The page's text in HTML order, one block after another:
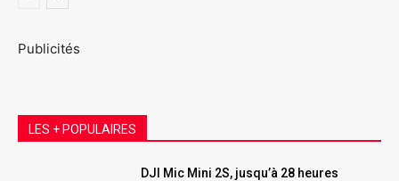
Publicités
LES + POPULAIRES
DJI Mic Mini 2S, jusqu’à 28 heures